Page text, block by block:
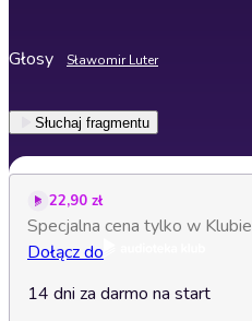
Głosy Sławomir Luter
Słuchaj fragmentu
22,90 zł
Specjalna cena tylko w Klubie
Dołącz do
14 dni za darmo na start